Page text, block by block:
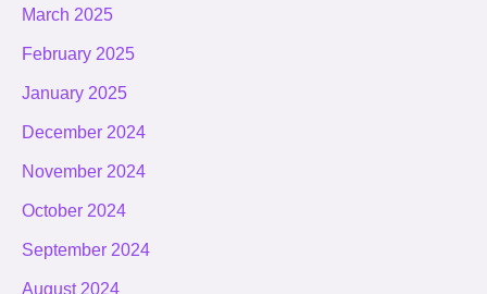
March 2025
February 2025
January 2025
December 2024
November 2024
October 2024
September 2024
August 2024